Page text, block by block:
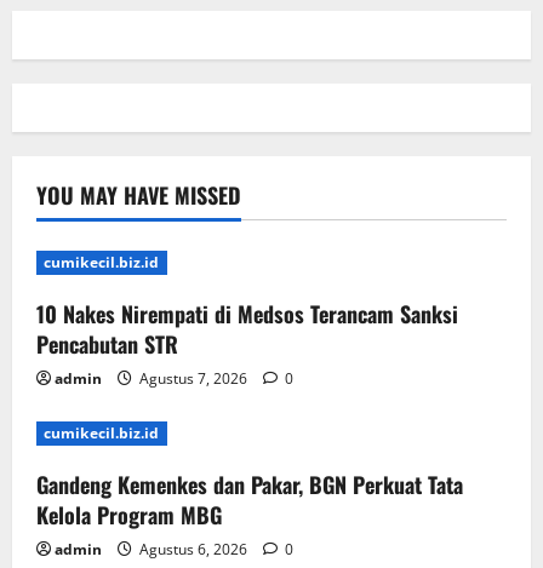
YOU MAY HAVE MISSED
cumikecil.biz.id
10 Nakes Nirempati di Medsos Terancam Sanksi
Pencabutan STR
admin Agustus 7, 2026 0
cumikecil.biz.id
Gandeng Kemenkes dan Pakar, BGN Perkuat Tata
Kelola Program MBG
admin Agustus 6, 2026 0